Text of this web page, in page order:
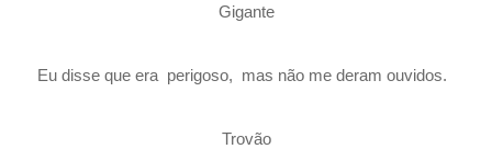
Gigante
Eu disse que era perigoso, mas não me deram ouvidos.
Trovão